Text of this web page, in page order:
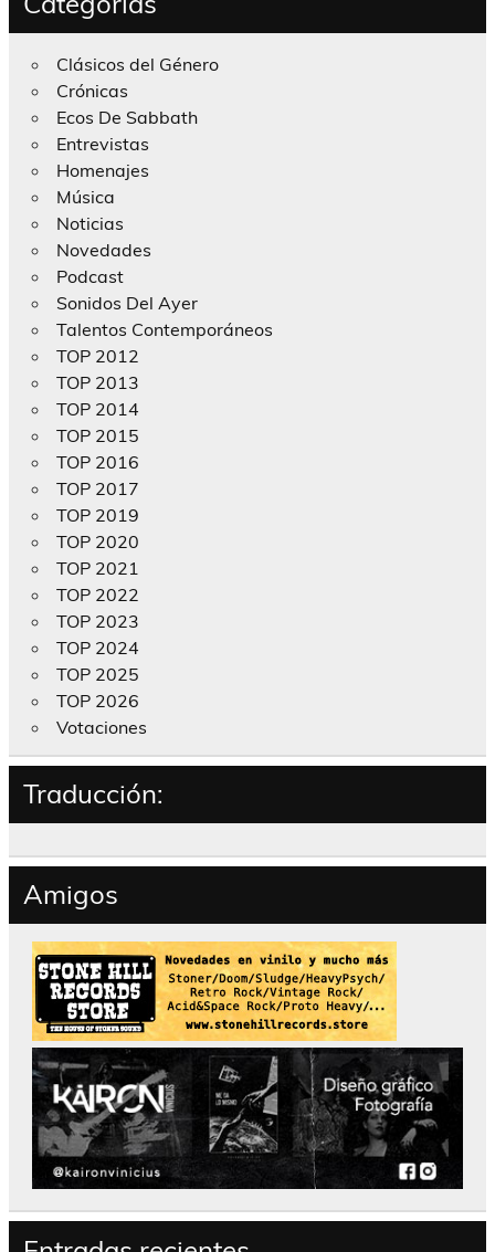
Clásicos del Género
Crónicas
Ecos De Sabbath
Entrevistas
Homenajes
Música
Noticias
Novedades
Podcast
Sonidos Del Ayer
Talentos Contemporáneos
TOP 2012
TOP 2013
TOP 2014
TOP 2015
TOP 2016
TOP 2017
TOP 2019
TOP 2020
TOP 2021
TOP 2022
TOP 2023
TOP 2024
TOP 2025
TOP 2026
Votaciones
Traducción:
Amigos